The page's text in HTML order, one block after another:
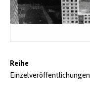
Reihe
Einzelveröffentlichungen